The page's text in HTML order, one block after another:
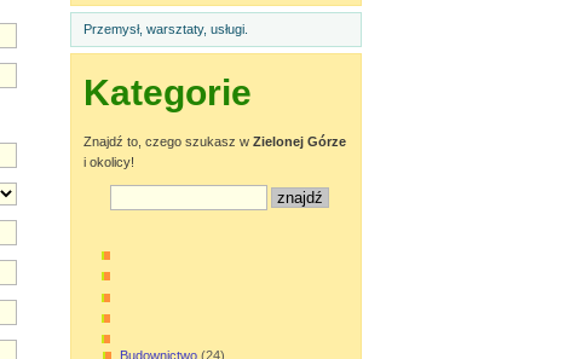
Przemysł, warsztaty, usługi.
Kategorie
Znajdź to, czego szukasz w Zielonej Górze
i okolicy!
Budownictwo(24)